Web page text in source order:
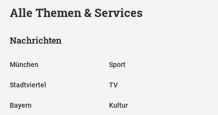
Alle Themen & Services
Nachrichten
München
Stadtviertel
Bayern
Sport
TV
Kultur